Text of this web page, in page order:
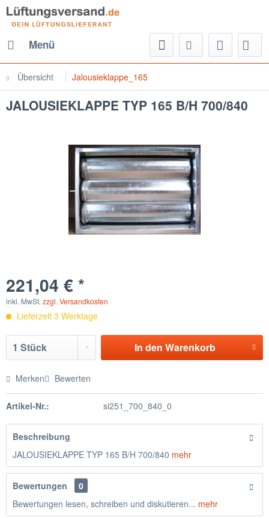
Menü
Übersicht Jalousieklappe_165
JALOUSIEKLAPPE TYP 165 B/H 700/840
221,04 € *
inkl. MwSt. zzgl. Versandkosten
Lieferzeit 3 Werktage
In den Warenkorb
Merken Bewerten
Artikel-Nr.: si251_700_840_0
Beschreibung
JALOUSIEKLAPPE TYP 165 B/H 700/840 mehr
Bewertungen
0
Bewertungen lesen, schreiben und diskutieren... mehr